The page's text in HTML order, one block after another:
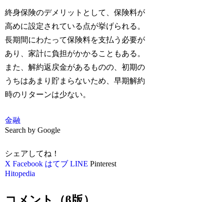
終身保険のデメリットとして、保険料が
高めに設定されている点が挙げられる。
長期間にわたって保険料を支払う必要が
あり、家計に負担がかかることもある。
また、解約返戻金があるものの、初期の
うちはあまり貯まらないため、早期解約
時のリターンは少ない。
金融
Search by Google
シェアしてね！
X Facebook はてブ LINE Pinterest
Hitopedia